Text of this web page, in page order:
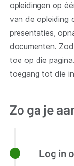
opleidingen op
van de opleiding
presentaties,
documenten.
toe op die
toegang tot die
Zo ga je
Log in